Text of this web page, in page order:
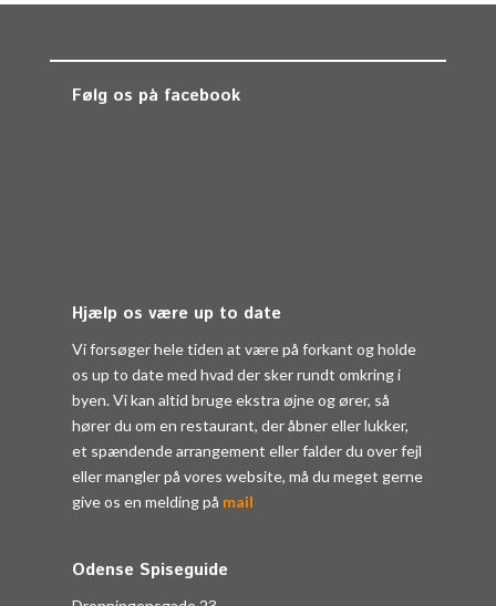
Følg os på facebook
Hjælp os være up to date
Vi forsøger hele tiden at være på forkant og holde
os up to date med hvad der sker rundt omkring i
byen. Vi kan altid bruge ekstra øjne og ører, så
hører du om en restaurant, der åbner eller lukker,
et spændende arrangement eller falder du over fejl
eller mangler på vores website, må du meget gerne
give os en melding på mail
Odense Spiseguide